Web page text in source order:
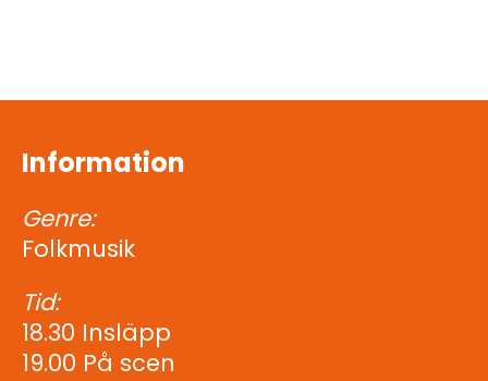
Information
Genre:
Folkmusik
Tid:
18.30 Insläpp
19.00 På scen